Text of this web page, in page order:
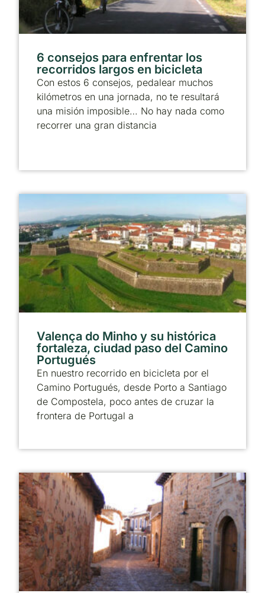
6 consejos para enfrentar los
recorridos largos en bicicleta
Con estos 6 consejos, pedalear muchos
kilómetros en una jornada, no te resultará
una misión imposible… No hay nada como
recorrer una gran distancia
Valença do Minho y su histórica
fortaleza, ciudad paso del Camino
Portugués
En nuestro recorrido en bicicleta por el
Camino Portugués, desde Porto a Santiago
de Compostela, poco antes de cruzar la
frontera de Portugal a